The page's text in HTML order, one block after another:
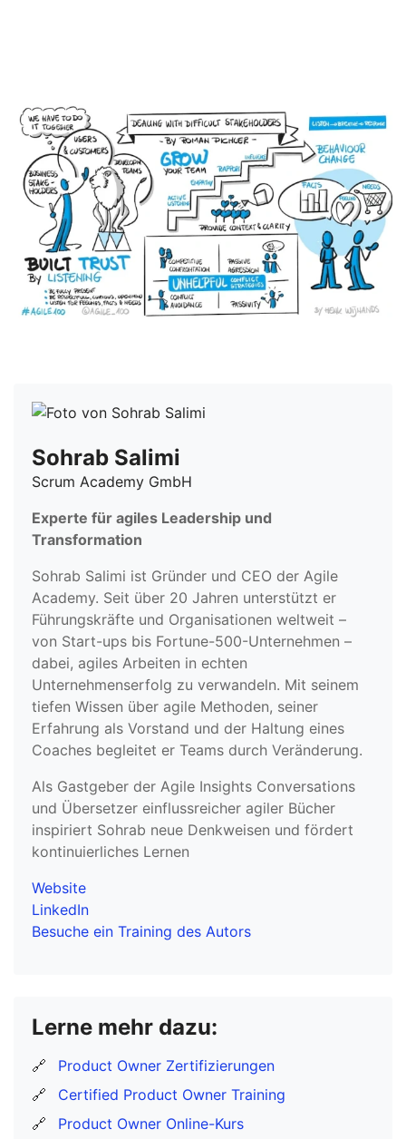
Sohrab Salimi
Scrum Academy GmbH
Experte für agiles Leadership und
Transformation
Sohrab Salimi ist Gründer und CEO der Agile
Academy. Seit über 20 Jahren unterstützt er
Führungskräfte und Organisationen weltweit –
von Start-ups bis Fortune-500-Unternehmen –
dabei, agiles Arbeiten in echten
Unternehmenserfolg zu verwandeln. Mit seinem
tiefen Wissen über agile Methoden, seiner
Erfahrung als Vorstand und der Haltung eines
Coaches begleitet er Teams durch Veränderung.
Als Gastgeber der Agile Insights Conversations
und Übersetzer einflussreicher agiler Bücher
inspiriert Sohrab neue Denkweisen und fördert
kontinuierliches Lernen
Website
LinkedIn
Besuche ein Training des Autors
Lerne mehr dazu:
🔗
Product Owner Zertifizierungen
🔗
Certified Product Owner Training
🔗
Product Owner Online-Kurs